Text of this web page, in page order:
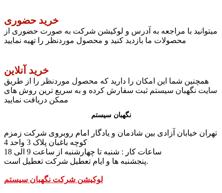
خرید حضوری
میتوانید با مراجعه به آدرس و لوکیشن شرکت به صورت حضوری از
محصولات ما بازدید کنید و محصول موردنظر را تهیه نمایید
خرید آنلاین
همچنین شما این امکان را دارید که محصول موردنظر را از طریق
سایت نگهبان سیستم ثبت سفارش کرده و به سریع ترین روش های
ممکن دریافت نمایید
نگهبان سیستم
تهران خیابان آزادی بین شادمان و یادگار امام روبروی شرکت زمزم
کوچه باغبان پلاک 3 واحد 4
پنجشنبه ها و ایام تعطیل شرکت تعطیل است.
لوکیشن شرکت نگهبان سیستم